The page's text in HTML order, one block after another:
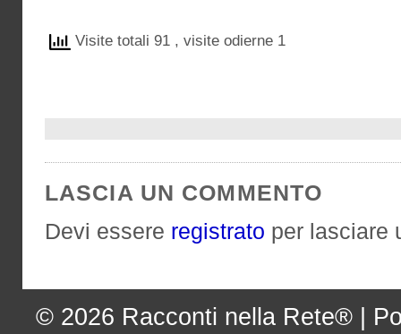
Visite totali 91 , visite odierne 1
LASCIA UN COMMENTO
Devi essere registrato per lasciare
© 2026 Racconti nella Rete® |